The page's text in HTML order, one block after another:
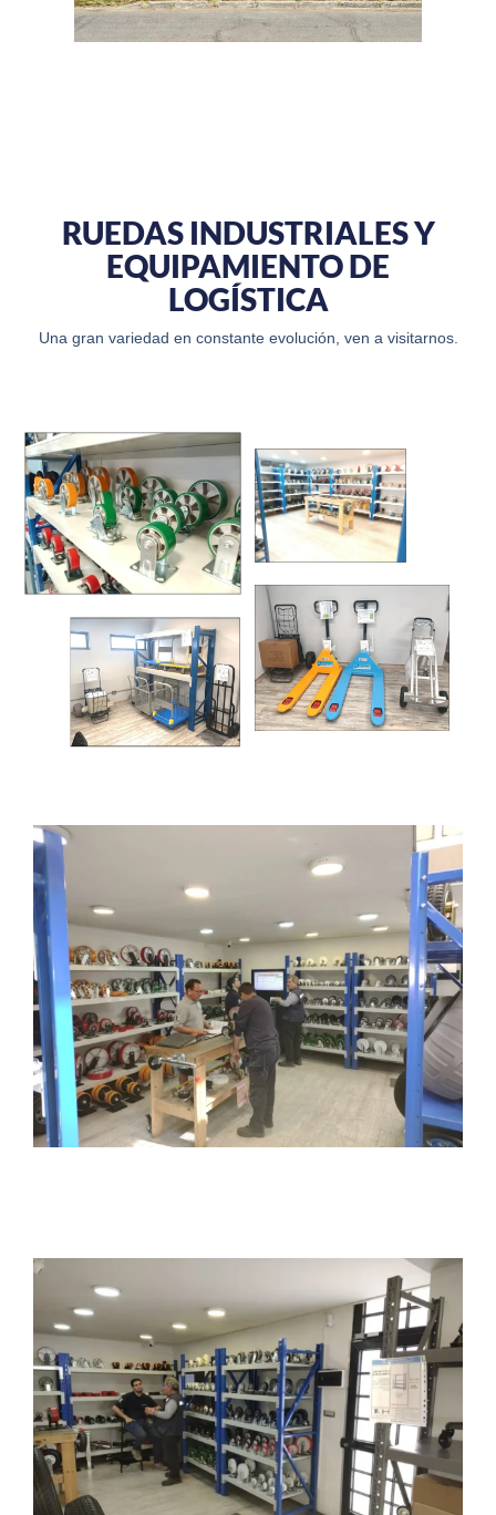
RUEDAS INDUSTRIALES Y
EQUIPAMIENTO DE
LOGÍSTICA
Una gran variedad en constante evolución, ven a visitarnos.